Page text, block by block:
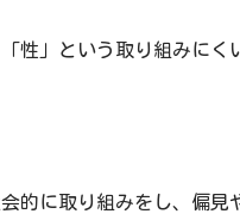
性」という取り組みに
的に取り組みをし、偏